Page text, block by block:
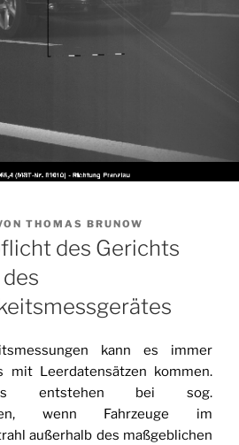
THOMAS BRUNOW
des Gerichts
kann es immer
mit Leerdatensätzen kommen.
entstehen bei sog.
wenn Fahrzeuge im
außerhalb des maßgeblichen